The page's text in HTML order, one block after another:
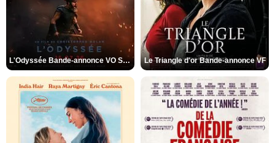
L'Odyssée Bande-annonce VO STFR Le Triangle d'or Bande-annonce VF